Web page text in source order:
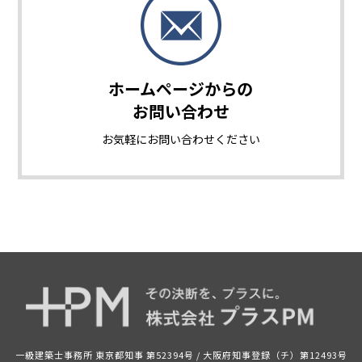
ホームページからの
お問い合わせ
お気軽にお問い合わせください
一級建築士事務所 東京都知事 第52394号 / 大阪府知事登録（チ）第12493号